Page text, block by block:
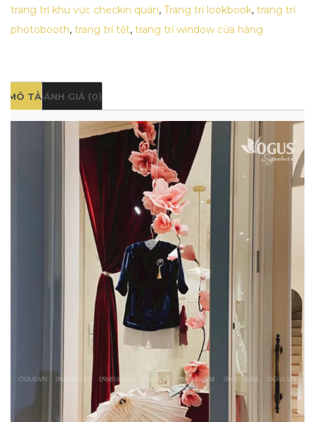
trang trí khu vực checkin quán, Trang trí lookbook, trang trí
photobooth, trang trí tết, trang trí window cửa hàng
MÔ TẢĐÁNH GIÁ (0)